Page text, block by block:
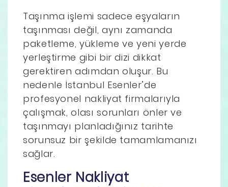
Taşınma işlemi sadece eşyaların
taşınması değil, aynı zamanda
paketleme, yükleme ve yeni yerde
yerleştirme gibi bir dizi dikkat
gerektiren adımdan oluşur. Bu
nedenle İstanbul Esenler’de
profesyonel nakliyat firmalarıyla
çalışmak, olası sorunları önler ve
taşınmayı planladığınız tarihte
sorunsuz bir şekilde tamamlamanızı
sağlar.
Esenler Nakliyat